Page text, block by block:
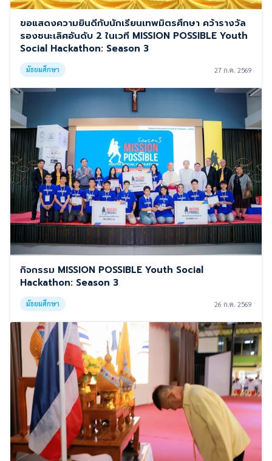
ขอแสดงความยินดีกับนักเรียนเทพมิตรศึกษา คว้ารางวัล
รองชนะเลิศอันดับ 2 ในเวที MISSION POSSIBLE Youth
Social Hackathon: Season 3
มัธยมศึกษา 27 ก.ค. 2569
กิจกรรม MISSION POSSIBLE Youth Social
Hackathon: Season 3
มัธยมศึกษา 26 ก.ค. 2569